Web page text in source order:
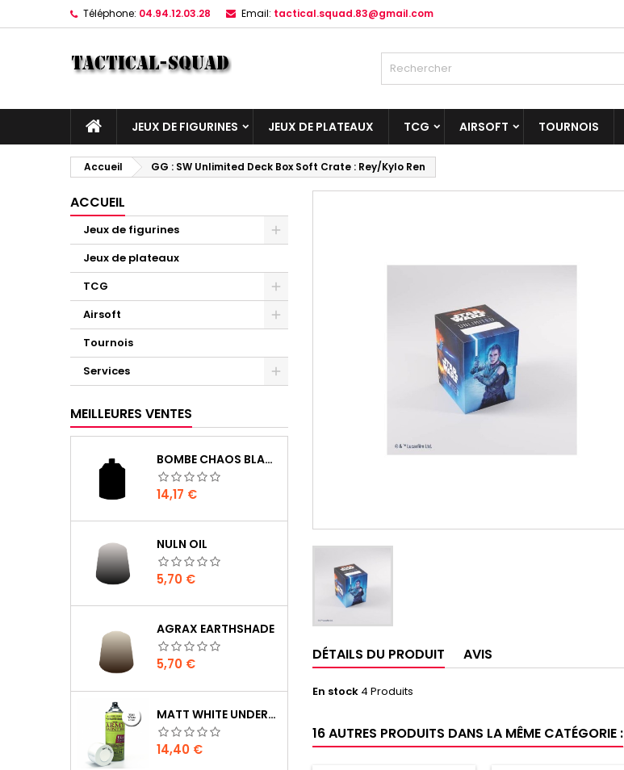
Téléphone: 04.94.12.03.28 Email: tactical.squad.83@gmail.com
JEUX DE FIGURINES JEUX DE PLATEAUX TCG AIRSOFT TOURNOIS
Accueil GG : SW Unlimited Deck Box Soft Crate : Rey/Kylo Ren
ACCUEIL
Jeux de figurines
Jeux de plateaux
TCG
Airsoft
Tournois
Services
MEILLEURES VENTES
BOMBE CHAOS BLACK
Prix
14,17 €
NULN OIL
Prix
5,70 €
AGRAX EARTHSHADE
Prix
5,70 €
MATT WHITE UNDERCOAT
Prix
14,40 €
DÉTAILS DU PRODUIT AVIS
En stock 4 Produits
16 AUTRES PRODUITS DANS LA MÊME CATÉGORIE :